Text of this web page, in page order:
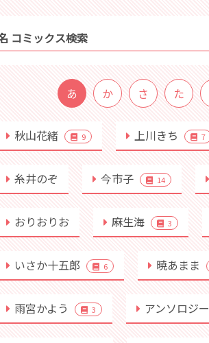
コミックス検索
あ か さ た
秋山花緒 9 上川きち 7
糸井のぞ 今市子 14
おりおりお 麻生海 3
いさか十五郎 6 暁あまま
雨宮かよう 3 アンソロジー